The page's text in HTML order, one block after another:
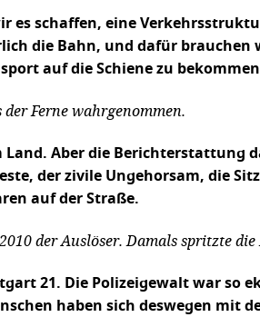
es schaffen, eine
die Bahn, und dafür
auf die Schiene zu
Ferne wahrgenommen.
Land. Aber die
der zivile Ungehorsam, die
auf der Straße.
der Auslöser. Damals spritzte
21. Die Polizeigewalt war
haben sich deswegen mit